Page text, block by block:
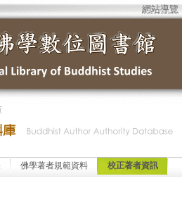
網站導覽
佛學著者規範資料 校正著者資訊